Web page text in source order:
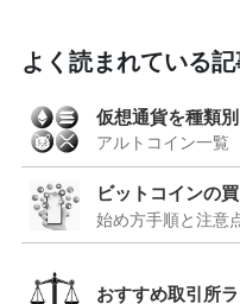
よく読まれている
仮想通貨を種類
アルトコイン一覧
ビットコインの
始め方手順と注意
おすすめ取引所